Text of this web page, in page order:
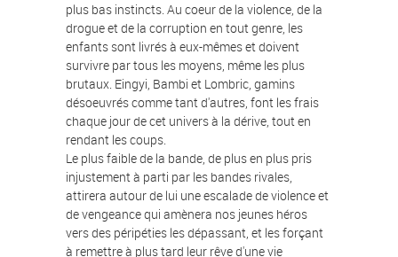
plus bas instincts. Au coeur de la violence, de la
drogue et de la corruption en tout genre, les
enfants sont livrés à eux-mêmes et doivent
survivre par tous les moyens, même les plus
brutaux. Eingyi, Bambi et Lombric, gamins
désoeuvrés comme tant d'autres, font les frais
chaque jour de cet univers à la dérive, tout en
rendant les coups.
Le plus faible de la bande, de plus en plus pris
injustement à parti par les bandes rivales,
attirera autour de lui une escalade de violence et
de vengeance qui amènera nos jeunes héros
vers des péripéties les dépassant, et les forçant
à remettre à plus tard leur rêve d'une vie